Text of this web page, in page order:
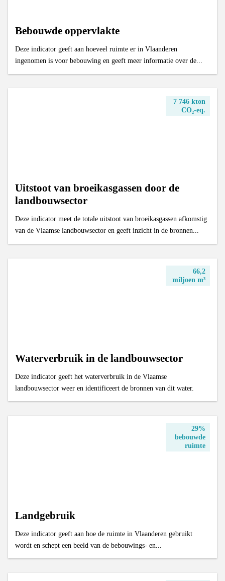
Bebouwde oppervlakte
Deze indicator geeft aan hoeveel ruimte er in Vlaanderen
ingenomen is voor bebouwing en geeft meer informatie over de...
7 746 kton
CO₂-eq.
Uitstoot van broeikasgassen door de
landbouwsector
Deze indicator meet de totale uitstoot van broeikasgassen afkomstig
van de Vlaamse landbouwsector en geeft inzicht in de bronnen...
66,2
miljoen m³
Waterverbruik in de landbouwsector
Deze indicator geeft het waterverbruik in de Vlaamse
landbouwsector weer en identificeert de bronnen van dit water.
29%
bebouwde
ruimte
Landgebruik
Deze indicator geeft aan hoe de ruimte in Vlaanderen gebruikt
wordt en schept een beeld van de bebouwings- en...